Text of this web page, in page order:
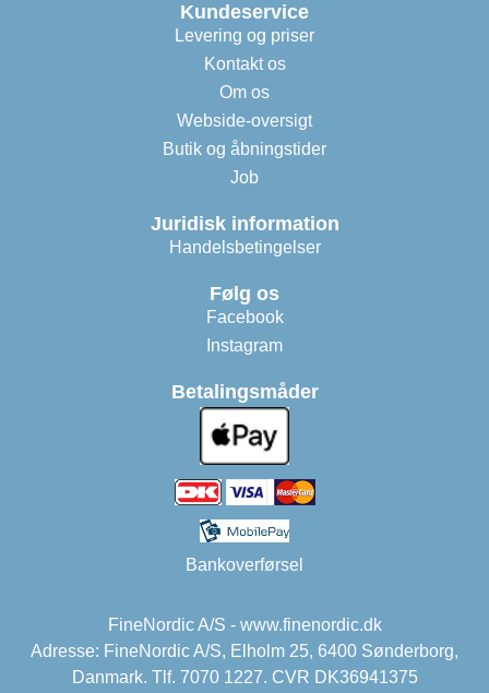
Kundeservice
Levering og priser
Kontakt os
Om os
Webside-oversigt
Butik og åbningstider
Job
Juridisk information
Handelsbetingelser
Følg os
Facebook
Instagram
Betalingsmåder
Bankoverførsel
FineNordic A/S - www.finenordic.dk
Adresse: FineNordic A/S, Elholm 25, 6400 Sønderborg,
Danmark. Tlf. 7070 1227. CVR DK36941375